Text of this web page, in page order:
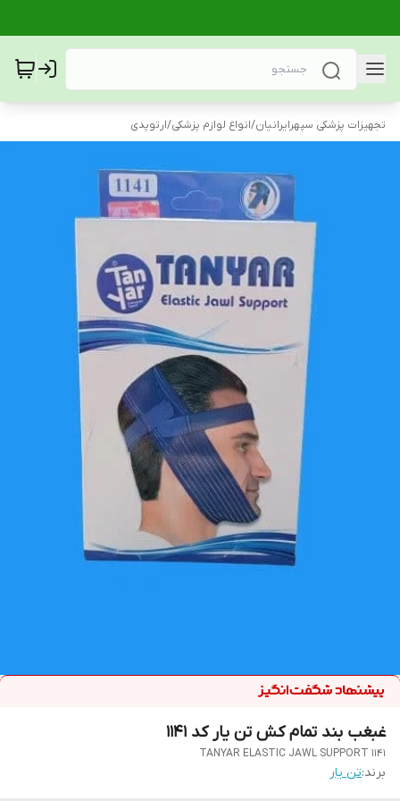
تجهیزات پزشکی سپهرایرانیان/انواع لوازم پزشکی/ارتوپدی
غبغب بند تمام کش تن یار کد 1141
TANYAR ELASTIC JAWL SUPPORT 1141
برند:تن یار